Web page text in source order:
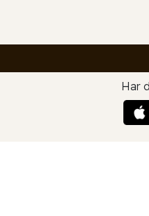
Har